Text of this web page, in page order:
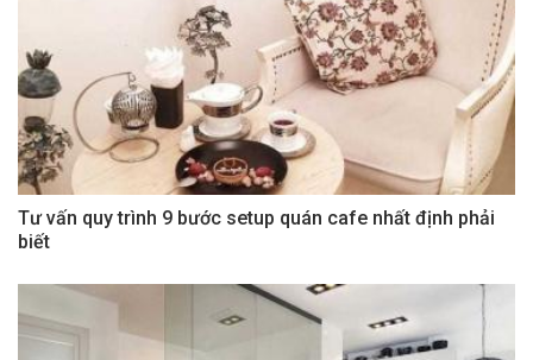
Tư vấn quy trình 9 bước setup quán cafe nhất định phải
biết